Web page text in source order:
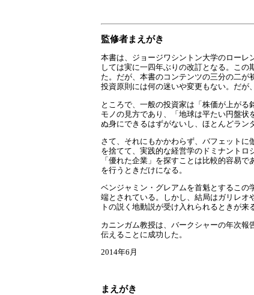
監修者まえがき
本書は、ジョージワシントン大学のローレ
しては実に一四年ぶりの改訂となる。こ
た。だが、本書のコンテンツの三分の二
投資原則には何の迷いや変更もない。だが
ところで、一般の投資家は「株価が上が
モノの見方であり、「地球は平たい円盤
ぬ身にできるはずがないし、ほとんどラン
さて、それにもかかわらず、バフェット
を捨てて、実践的な経営学のドミナント
「優れた企業」を探すことは比較的容易
を行うときだけになる。
ベンジャミン・グレアムを首魁とするこ
端とされている。しかし、結局はガリレオ
トの説く地動説が受け入れられるときが来
カニンガム教授は、バークシャーの年次報
伝えることに成功した。
2014年6月
まえがき